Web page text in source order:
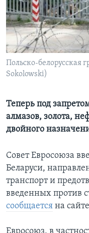
Learning English
СОЦИАЛЬНЫЕ СЕТИ
Польско-белорусская
Sokolowski)
Теперь под
алмазов, золота,
двойного
Совет Евросоюза
Беларуси,
транспорт и
введенных против
сообщается на